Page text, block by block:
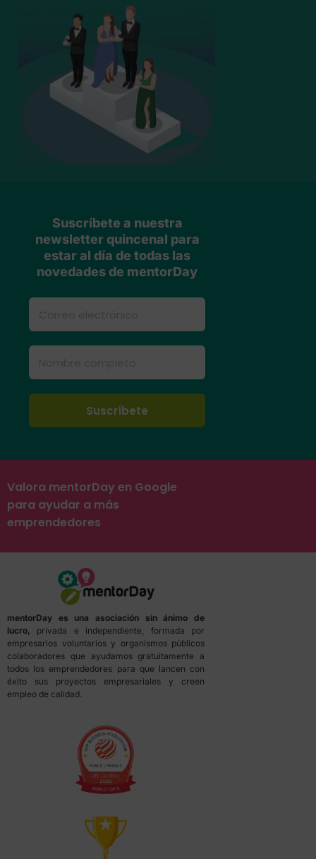
Suscríbete a nuestra
newsletter quincenal para
estar al día de todas las
novedades de mentorDay
Valora mentorDay en Google
para ayudar a más
emprendedores
mentorDay es una asociación sin ánimo de
lucro, privada e independiente, formada por
empresarios voluntarios y organismos públicos
colaboradores que ayudamos gratuitamente a
todos los emprendedores para que lancen con
éxito sus proyectos empresariales y creen
empleo de calidad.